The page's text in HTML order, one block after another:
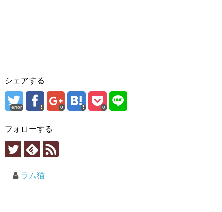
シェアする
error 0 0
フォローする
ラム猫